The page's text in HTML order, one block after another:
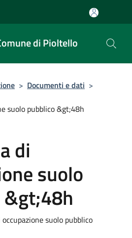
di Pioltello
> Documenti e dati >
suolo pubblico &gt;48h
di
suolo
suolo pubblico